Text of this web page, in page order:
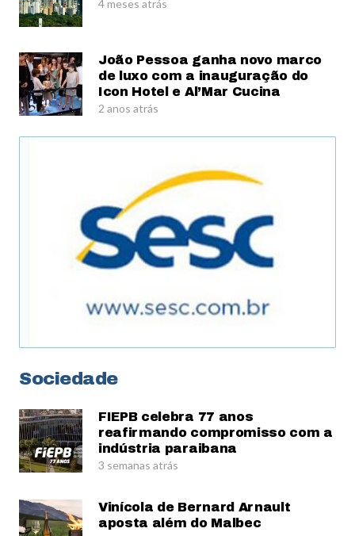
4 meses atrás
João Pessoa ganha novo marco
de luxo com a inauguração do
Icon Hotel e Al’Mar Cucina
2 anos atrás
Sociedade
FIEPB celebra 77 anos
reafirmando compromisso com a
indústria paraibana
3 semanas atrás
Vinícola de Bernard Arnault
aposta além do Malbec